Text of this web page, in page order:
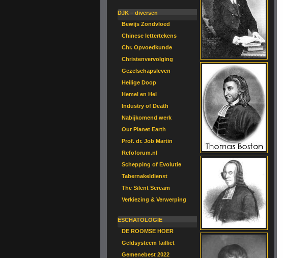
DJK – diversen
Bewijs Zondvloed
Chinese lettertekens
Chr. Opvoedkunde
Christenvervolging
Gezelschapsleven
Heilige Doop
Hemel en Hel
Industry of Death
Nabijkomend werk
Our Planet Earth
Prof. dr. Job Martin
Refoforum.nl
Schepping of Evolutie
Tabernakeldienst
The Silent Scream
Verkiezing & Verwerping
ESCHATOLOGIE
DE ROOMSE HOER
Geldsysteem failliet
Gemenebest 2022